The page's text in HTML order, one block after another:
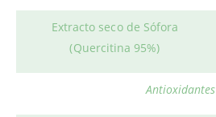
Extracto seco de Sófora
(Quercitina 95%)
Antioxidantes